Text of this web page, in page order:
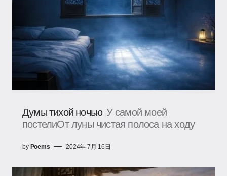
Думы тихой ночью У самой моей
постелиОт луны чистая полоса на ходу
by Poems 2024年 7月 16日